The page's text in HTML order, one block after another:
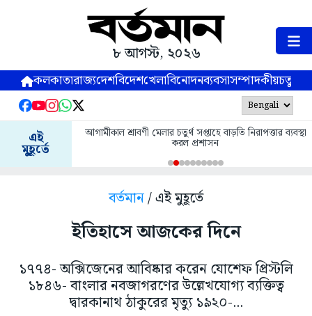
৮ আগস্ট, ২০২৬
কলকাতারাজ্যদেশবিদেশখেলাবিনোদনব্যবসাসম্পাদকীয়
এই
মুহূর্তে
আগামীকাল শ্রাবণী মেলার চতুর্থ সপ্তাহে বাড়তি নিরাপত্তার ব্যবস্থা
করল প্রশাসন
বর্তমান/ এই মুহূর্তে
ইতিহাসে আজকের দিনে
১৭৭৪- অক্সিজেনের আবিষ্কার করেন যোশেফ প্রিস্টলি
১৮৪৬- বাংলার নবজাগরণের উল্লেখযোগ্য ব্যক্তিত্ব
দ্বারকানাথ ঠাকুরের মৃত্যু ১৯২০-...